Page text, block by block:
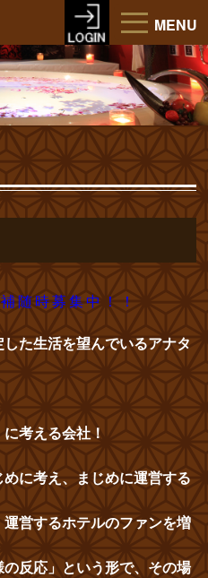
MENU
随時募集中！！
た生活を望んでいるアナタ
考える会社！
に考え、まじめに運営する
営するホテルのファンを増
反応」という形で、その場